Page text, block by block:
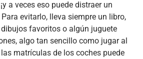
a veces eso puede distraer un
evitarlo, lleva siempre un libro,
favoritos o algún juguete
algo tan sencillo como jugar al
las matrículas de los coches puede